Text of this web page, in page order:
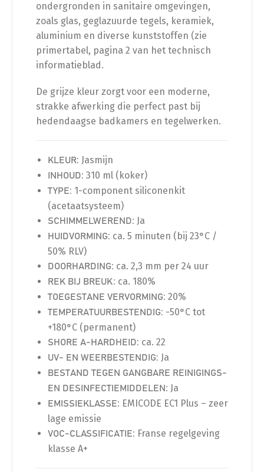
ondergronden in sanitaire omgevingen,
zoals glas, geglazuurde tegels, keramiek,
aluminium en diverse kunststoffen (zie
primertabel, pagina 2 van het technisch
informatieblad.
De grijze kleur zorgt voor een moderne,
strakke afwerking die perfect past bij
hedendaagse badkamers en tegelwerken.
KLEUR: Jasmijn
INHOUD: 310 ml (koker)
TYPE: 1-component siliconenkit
(acetaatsysteem)
SCHIMMELWEREND: Ja
HUIDVORMING: ca. 5 minuten (bij 23°C /
50% RLV)
DOORHARDING: ca. 2,3 mm per 24 uur
REK BIJ BREUK: ca. 180%
TOEGESTANE VERVORMING: 20%
TEMPERATUURBESTENDIG: -50°C tot
+180°C (permanent)
SHORE A-HARDHEID: ca. 22
UV- EN WEERBESTENDIG: Ja
BESTAND TEGEN GANGBARE REINIGINGS-
EN DESINFECTIEMIDDELEN: Ja
EMISSIEKLASSE: EMICODE EC1 Plus – zeer
lage emissie
VOC-CLASSIFICATIE: Franse regelgeving
klasse A+